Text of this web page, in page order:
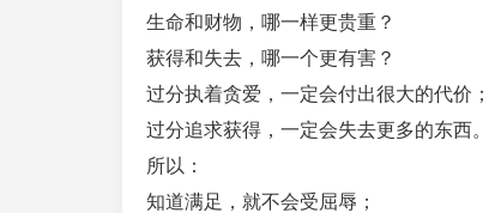
生命和财物，哪一样更贵重？
获得和失去，哪一个更有害？
过分执着贪爱，一定会付出很大的代价；
过分追求获得，一定会失去更多的东西。
所以：
知道满足，就不会受屈辱；